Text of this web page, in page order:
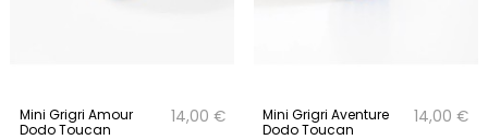
Mini Grigri Amour
Dodo Toucan
14,00 €
Mini Grigri Aventure
Dodo Toucan
14,00 €